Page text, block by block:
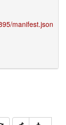
manifest.json